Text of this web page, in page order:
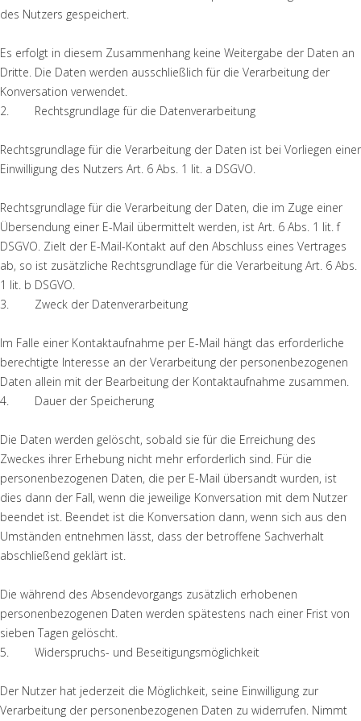
des Nutzers gespeichert.
Es erfolgt in diesem Zusammenhang keine Weitergabe der Daten an
Dritte. Die Daten werden ausschließlich für die Verarbeitung der
Konversation verwendet.
2. Rechtsgrundlage für die Datenverarbeitung
Rechtsgrundlage für die Verarbeitung der Daten ist bei Vorliegen einer
Einwilligung des Nutzers Art. 6 Abs. 1 lit. a DSGVO.
Rechtsgrundlage für die Verarbeitung der Daten, die im Zuge einer
Übersendung einer E-Mail übermittelt werden, ist Art. 6 Abs. 1 lit. f
DSGVO. Zielt der E-Mail-Kontakt auf den Abschluss eines Vertrages
ab, so ist zusätzliche Rechtsgrundlage für die Verarbeitung Art. 6 Abs.
1 lit. b DSGVO.
3. Zweck der Datenverarbeitung
Im Falle einer Kontaktaufnahme per E-Mail hängt das erforderliche
berechtigte Interesse an der Verarbeitung der personenbezogenen
Daten allein mit der Bearbeitung der Kontaktaufnahme zusammen.
4. Dauer der Speicherung
Die Daten werden gelöscht, sobald sie für die Erreichung des
Zweckes ihrer Erhebung nicht mehr erforderlich sind. Für die
personenbezogenen Daten, die per E-Mail übersandt wurden, ist
dies dann der Fall, wenn die jeweilige Konversation mit dem Nutzer
beendet ist. Beendet ist die Konversation dann, wenn sich aus den
Umständen entnehmen lässt, dass der betroffene Sachverhalt
abschließend geklärt ist.
Die während des Absendevorgangs zusätzlich erhobenen
personenbezogenen Daten werden spätestens nach einer Frist von
sieben Tagen gelöscht.
5. Widerspruchs- und Beseitigungsmöglichkeit
Der Nutzer hat jederzeit die Möglichkeit, seine Einwilligung zur
Verarbeitung der personenbezogenen Daten zu widerrufen. Nimmt